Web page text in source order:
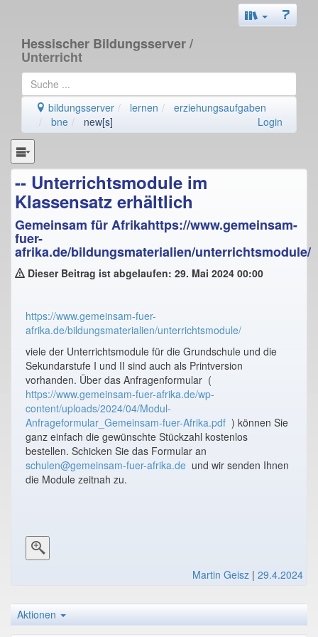
Hessischer Bildungsserver/
Unterricht
bildungsserver lernen
erziehungsaufgaben
bne
new[s] Login
-- Unterrichtsmodule im
Klassensatz erhältlich
Gemeinsam für Afrikahttps://www.gemeinsam-
fuer-
afrika.de/bildungsmaterialien/unterrichtsmodule/
Dieser Beitrag ist abgelaufen: 29. Mai 2024 00:00
https://www.gemeinsam-fuer-
afrika.de/bildungsmaterialien/unterrichtsmodule/
viele der Unterrichtsmodule für die Grundschule und die
Sekundarstufe I und II sind auch als Printversion
vorhanden. Über das Anfragenformular (
https://www.gemeinsam-fuer-afrika.de/wp-
content/uploads/2024/04/Modul-
Anfrageformular_Gemeinsam-fuer-Afrika.pdf ) können Sie
ganz einfach die gewünschte Stückzahl kostenlos
bestellen. Schicken Sie das Formular an
schulen@gemeinsam-fuer-afrika.de und wir senden Ihnen
die Module zeitnah zu.
Martin Geisz | 29.4.2024
Aktionen